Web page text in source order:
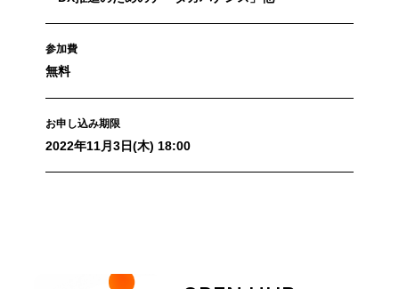
参加費
無料
お申し込み期限
2022年11月3日(木) 18:00